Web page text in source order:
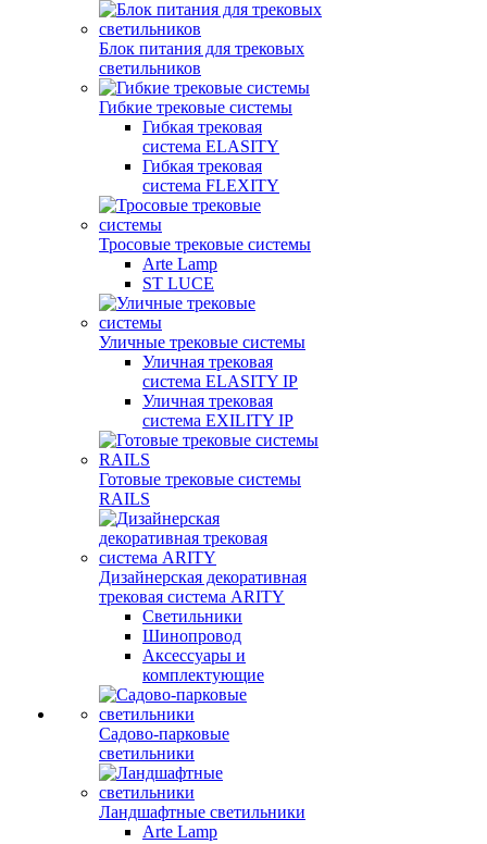
Блок питания для трековых
светильников
Гибкие трековые системы
Гибкая трековая
система ELASITY
Гибкая трековая
система FLEXITY
Тросовые трековые системы
Arte Lamp
ST LUCE
Уличные трековые системы
Уличная трековая
система ELASITY IP
Уличная трековая
система EXILITY IP
Готовые трековые системы
RAILS
Дизайнерская декоративная
трековая система ARITY
Светильники
Шинопровод
Аксессуары и
комплектующие
Садово-парковые
светильники
Ландшафтные светильники
Arte Lamp